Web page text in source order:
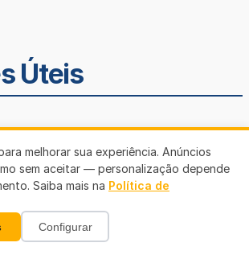
Úteis
melhorar sua experiência. Anúncios
sem aceitar — personalização depende
Saiba mais na Política de
Configurar